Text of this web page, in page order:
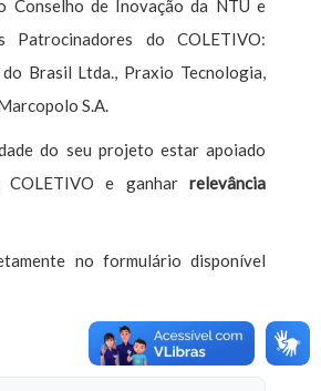
Conselho de Inovação da NTU e
Patrocinadores do COLETIVO:
Brasil Ltda., Praxio Tecnologia,
S.A.
do seu projeto estar apoiado
COLETIVO e ganharrelevância
no formulário disponível